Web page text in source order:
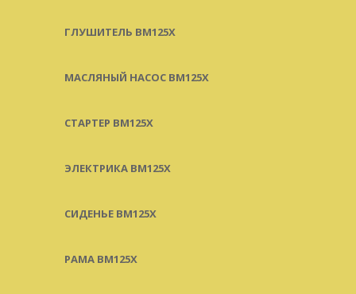
ГЛУШИТЕЛЬ BM125X
МАСЛЯНЫЙ НАСОС BM125X
СТАРТЕР BM125X
ЭЛЕКТРИКА BM125X
СИДЕНЬЕ BM125X
РАМА BM125X